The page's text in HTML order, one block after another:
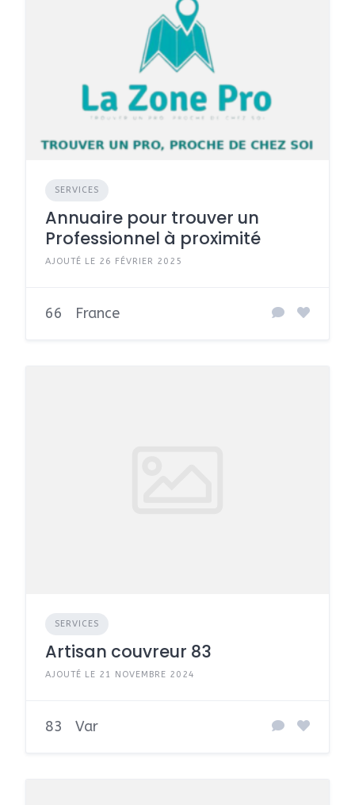
SERVICES
Annuaire pour trouver un
Professionnel à proximité
AJOUTÉ LE 26 FÉVRIER 2025
66 France
SERVICES
Artisan couvreur 83
AJOUTÉ LE 21 NOVEMBRE 2024
83 Var